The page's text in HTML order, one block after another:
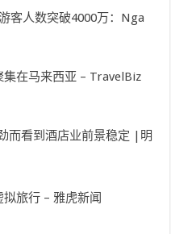
客人数突破4000万：Nga
在马来西亚 – TravelBiz
而看到酒店业前景稳定 |明
旅行 – 雅虎新闻